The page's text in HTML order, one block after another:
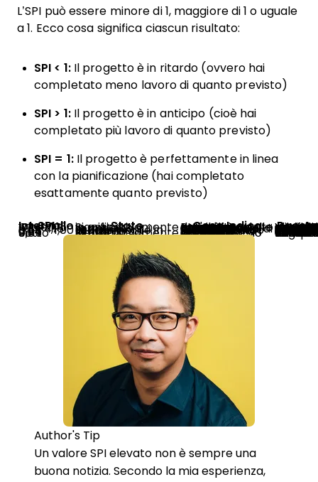
L’SPI può essere minore di 1, maggiore di 1 o uguale
a 1. Ecco cosa significa ciascun risultato:
SPI < 1:Il progetto è in ritardo (ovvero hai
completato meno lavoro di quanto previsto)
SPI > 1:Il progetto è in anticipo (cioè hai
completato più lavoro di quanto previsto)
SPI = 1:Il progetto è perfettamente in linea
con la pianificazione (hai completato
esattamente quanto previsto)
Intervallo SPI Stato Cosa Indica Azione
Oltre 1,15 Significativamente in anticipo Possibile sovrastima dell'ambito o completamento prematuro delle attività Verificare i criteri di completamento; accertarsi che siano rispettati gli standard di qualità
1,01 – 1,15 In anticipo sui tempi Guadagni reali di efficienza di programma o condizioni favorevoli Revisionare l'ambito; valutare la riallocazione delle risorse a
0,95 – 1,00Leggermente in ritardo Scostamento minore, spesso recuperabile Monitorare con attenzione; individuare le attività specifiche in ritardo
0,85 – 0,94 In ritardo sui tempi Probabile presenza di un problema sistemico Condurre un'analisi delle cause radice;
Sotto 0,85 Significativamente in ritardo Grande rischio di ritardo; il recupero richiede interventi Segnalare alla direzione; valutare la reimpostazione della
Author's Tip
Un valore SPI elevato non è sempre una
buona notizia. Secondo la mia esperienza,